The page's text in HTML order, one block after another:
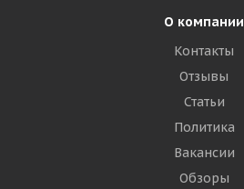
О компании
Контакты
Отзывы
Статьи
Политика
Вакансии
Обзоры